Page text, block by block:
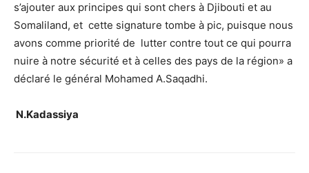
s’ajouter aux principes qui sont chers à Djibouti et au
Somaliland, et cette signature tombe à pic, puisque nous
avons comme priorité de lutter contre tout ce qui pourra
nuire à notre sécurité et à celles des pays de la région» a
déclaré le général Mohamed A.Saqadhi.
N.Kadassiya